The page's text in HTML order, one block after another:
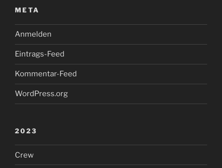
META
Anmelden
Eintrags-Feed
Kommentar-Feed
WordPress.org
2023
Crew